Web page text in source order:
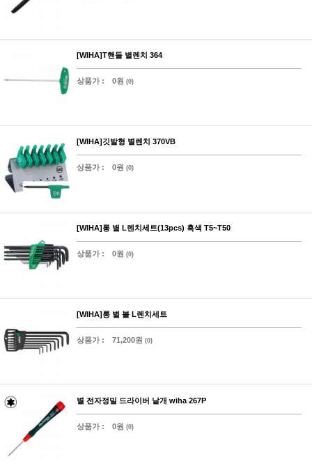
[WIHA]T핸들 별렌치 364
상품가 : 0원 (0)
[WIHA]깃발형 별렌치 370VB
상품가 : 0원 (0)
[WIHA]롱 별 L렌치세트(13pcs) 흑색 T5~T50
상품가 : 0원 (0)
[WIHA]롱 별 볼 L렌치세트
상품가 : 71,200원 (0)
별 전자정밀 드라이버 낱개 wiha 267P
상품가 : 0원 (0)